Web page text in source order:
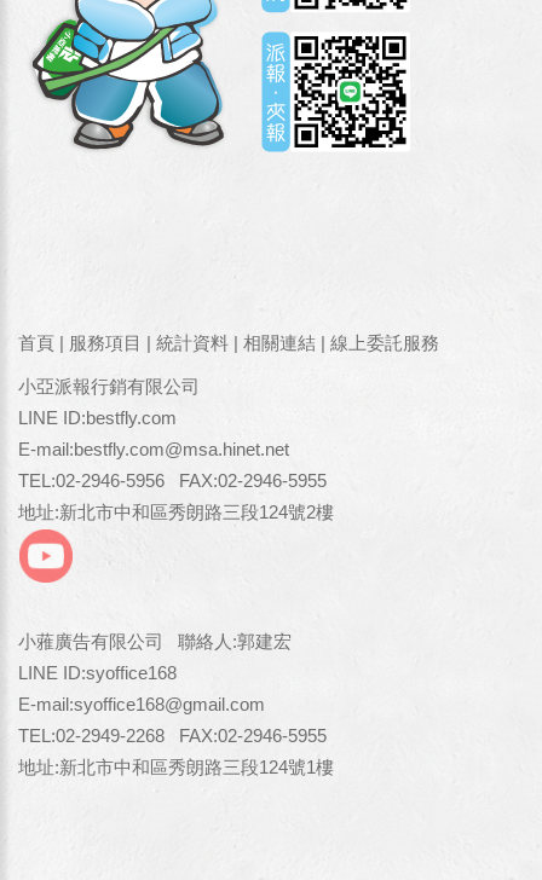
首頁 | 服務項目 | 統計資料 | 相關連結 | 線上委託服務
小亞派報行銷有限公司
LINE ID:bestfly.com
E-mail:bestfly.com@msa.hinet.net
TEL:02-2946-5956 FAX:02-2946-5955
地址:新北市中和區秀朗路三段124號2樓
小蕥廣告有限公司 聯絡人:郭建宏
LINE ID:syoffice168
E-mail:syoffice168@gmail.com
TEL:02-2949-2268 FAX:02-2946-5955
地址:新北市中和區秀朗路三段124號1樓